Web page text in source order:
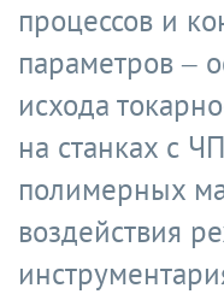
процессов и
параметров –
исхода
на станках с
полимерных
воздействия